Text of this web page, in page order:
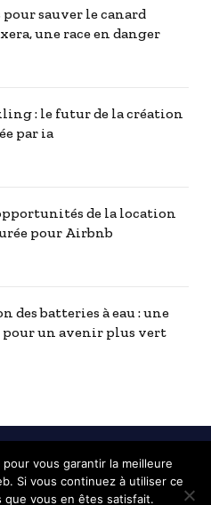
pour sauver le canard
une race en danger
: le futur de la création
par ia
de la location
pour Airbnb
des batteries à eau : une
un avenir plus vert
de la ville de Pau |
| Notre équipe
vous garantir la meilleure
Si vous continuez à utiliser ce
vous en êtes satisfait.